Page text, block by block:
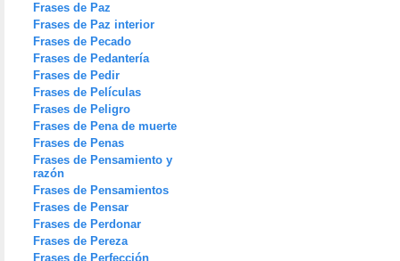
Frases de Paz
Frases de Paz interior
Frases de Pecado
Frases de Pedantería
Frases de Pedir
Frases de Películas
Frases de Peligro
Frases de Pena de muerte
Frases de Penas
Frases de Pensamiento y
razón
Frases de Pensamientos
Frases de Pensar
Frases de Perdonar
Frases de Pereza
Frases de Perfección